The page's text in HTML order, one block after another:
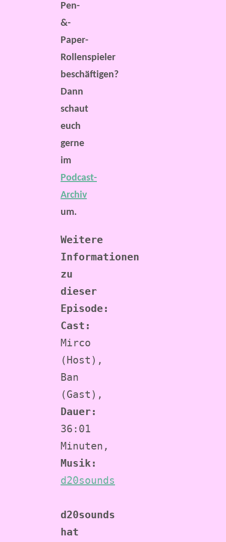
Pen-
&-
Paper-
Rollenspieler
beschäftigen?
Dann
schaut
euch
gerne
im
Podcast-
Archiv
um.
Weitere
Informationen
zu
dieser
Episode:
Cast:
Mirco
(Host),
Ban
Dauer:
36:01
d20sounds
d20sounds
hat